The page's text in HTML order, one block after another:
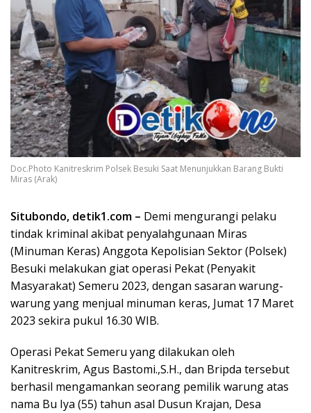
Doc.Photo Kanitreskrim Polsek Besuki Saat Menunjukkan Barang Bukti
Miras (Arak)
Situbondo, detik1.com – Demi mengurangi pelaku
tindak kriminal akibat penyalahgunaan Miras
(Minuman Keras) Anggota Kepolisian Sektor (Polsek)
Besuki melakukan giat operasi Pekat (Penyakit
Masyarakat) Semeru 2023, dengan sasaran warung-
warung yang menjual minuman keras, Jumat 17 Maret
2023 sekira pukul 16.30 WIB.
Operasi Pekat Semeru yang dilakukan oleh
Kanitreskrim, Agus Bastomi.,S.H., dan Bripda tersebut
berhasil mengamankan seorang pemilik warung atas
nama Bu Iya (55) tahun asal Dusun Krajan, Desa